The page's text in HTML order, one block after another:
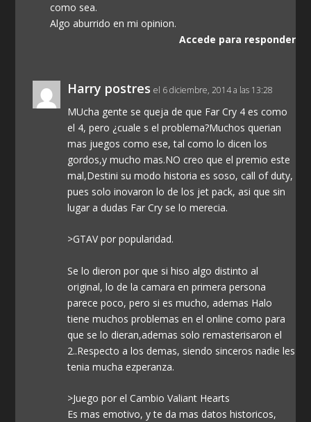
como sea.
Algo aburrido en mi opinion.
Accede para responder
Harry postres el 6 diciembre, 2014 a las 13:28
MUcha gente se queja de que Far Cry 4 es como
el 4, pero ¿cuale s el problema?Muchos querian
mas juegos como ese, tal como lo dicen los
gordos,y mucho mas.NO creo que el premio este
mal,Destini su modo historia es soso, call of duty,
pues solo inovaron lo de los jet pack, asi que sin
lugar a dudas Far Cry se lo merecia.
>GTAV por popularidad.
Se lo dieron por que si hiso algo distinto al
original, lo de la camara en primera persona
parece poco, pero si es mucho, ademas Halo
tiene muchos problemas en el online como para
que se lo dieran,ademas solo remasterisaron el
2..Respecto a los demas, siendo sinceros nadie les
tenia mucha ezperanza.
>Juego por el Cambio Valiant Hearts
Es mas emotivo, y te da mas datos historicos,